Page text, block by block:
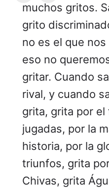
muchos gritos.
grito
no es el que
eso no
gritar. Cuando
rival, y cuando
grita, grita por
jugadas, por la
historia, por la
triunfos, grita
Chivas, grita